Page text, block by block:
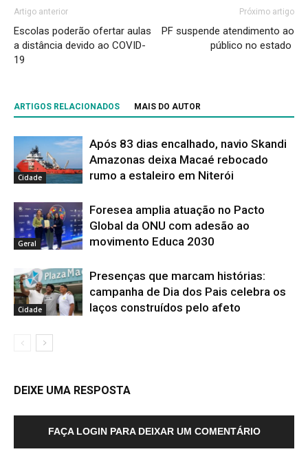
Artigo anterior
Escolas poderão ofertar aulas
a distância devido ao COVID-
19
Próximo artigo
PF suspende atendimento ao
público no estado
ARTIGOS RELACIONADOS MAIS DO AUTOR
Cidade
Após 83 dias encalhado, navio Skandi
Amazonas deixa Macaé rebocado
rumo a estaleiro em Niterói
Geral
Foresea amplia atuação no Pacto
Global da ONU com adesão ao
movimento Educa 2030
Cidade
Presenças que marcam histórias:
campanha de Dia dos Pais celebra os
laços construídos pelo afeto
DEIXE UMA RESPOSTA
FAÇA LOGIN PARA DEIXAR UM COMENTÁRIO